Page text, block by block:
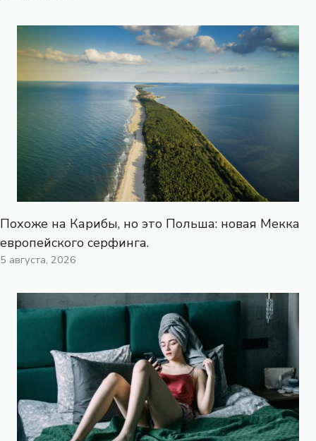
Похоже на Карибы, но это Польша: новая Мекка
европейского серфинга.
5 августа, 2026